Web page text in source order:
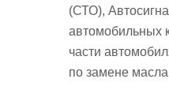
(СТО),
автомобильных
части
по замене